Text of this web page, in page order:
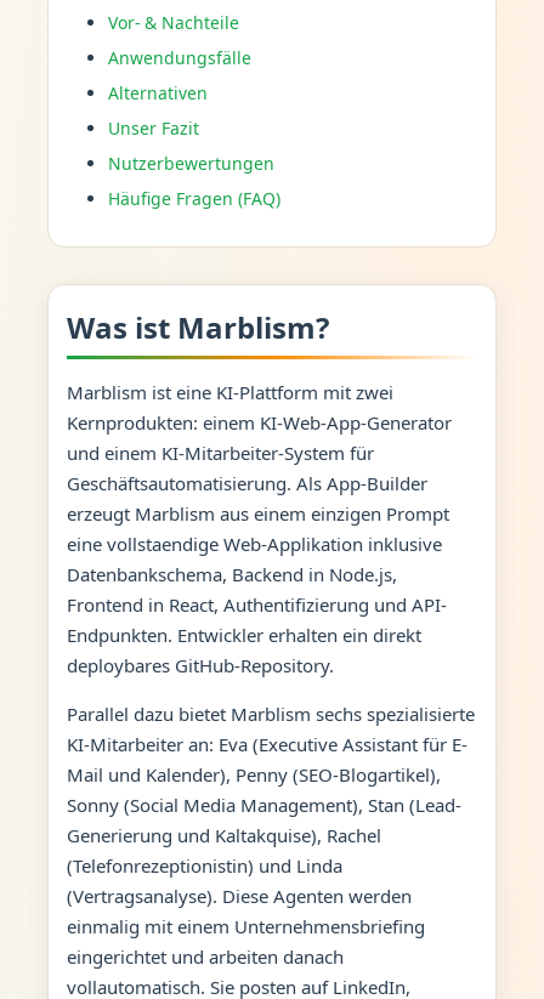
Vor- & Nachteile
Anwendungsfälle
Alternativen
Unser Fazit
Nutzerbewertungen
Häufige Fragen (FAQ)
Was ist Marblism?
Marblism ist eine KI-Plattform mit zwei
Kernprodukten: einem KI-Web-App-Generator
und einem KI-Mitarbeiter-System für
Geschäftsautomatisierung. Als App-Builder
erzeugt Marblism aus einem einzigen Prompt
eine vollstaendige Web-Applikation inklusive
Datenbankschema, Backend in Node.js,
Frontend in React, Authentifizierung und API-
Endpunkten. Entwickler erhalten ein direkt
deploybares GitHub-Repository.
Parallel dazu bietet Marblism sechs spezialisierte
KI-Mitarbeiter an: Eva (Executive Assistant für E-
Mail und Kalender), Penny (SEO-Blogartikel),
Sonny (Social Media Management), Stan (Lead-
Generierung und Kaltakquise), Rachel
(Telefonrezeptionistin) und Linda
(Vertragsanalyse). Diese Agenten werden
einmalig mit einem Unternehmensbriefing
eingerichtet und arbeiten danach
vollautomatisch. Sie posten auf LinkedIn,